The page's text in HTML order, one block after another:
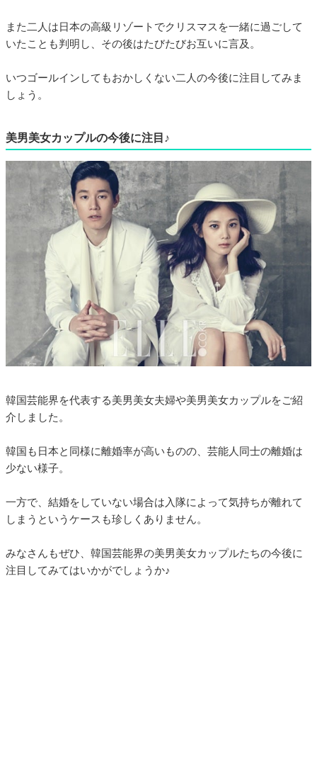
また二人は日本の高級リゾートでクリスマスを一緒に過ごして
いたことも判明し、その後はたびたびお互いに言及。
いつゴールインしてもおかしくない二人の今後に注目してみま
しょう。
美男美女カップルの今後に注目♪
韓国芸能界を代表する美男美女夫婦や美男美女カップルをご紹
介しました。
韓国も日本と同様に離婚率が高いものの、芸能人同士の離婚は
少ない様子。
一方で、結婚をしていない場合は入隊によって気持ちが離れて
しまうというケースも珍しくありません。
みなさんもぜひ、韓国芸能界の美男美女カップルたちの今後に
注目してみてはいかがでしょうか♪